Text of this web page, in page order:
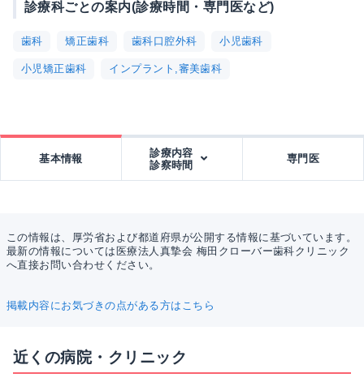
診療科ごとの案内(診療時間・専門医など)
歯科 矯正歯科 歯科口腔外科 小児歯科
小児矯正歯科 インプラント,審美歯科
基本情報
診療内容
診察時間
専門医
この情報は、厚労省および都道府県が公開する情報に基づいています。
最新の情報については医療法人真摯会 梅田クローバー歯科クリニック
へ直接お問い合わせください。
掲載内容にお気づきの点がある方はこちら
近くの病院・クリニック